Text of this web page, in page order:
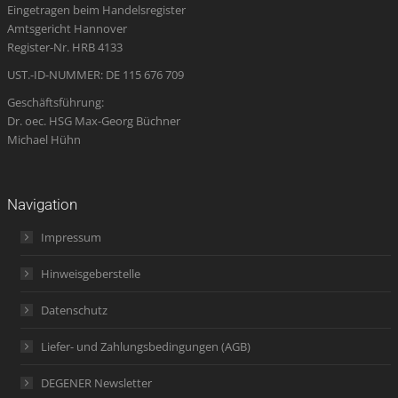
new
window
new
window
new
window
in
new
new
Eingetragen beim Handelsregister
Amtsgericht Hannover
Register-Nr. HRB 4133
UST.-ID-NUMMER: DE 115 676 709
Geschäftsführung:
Dr. oec. HSG Max-Georg Büchner
Michael Hühn
Navigation
Impressum
Hinweisgeberstelle
Datenschutz
Liefer- und Zahlungsbedingungen (AGB)
DEGENER Newsletter